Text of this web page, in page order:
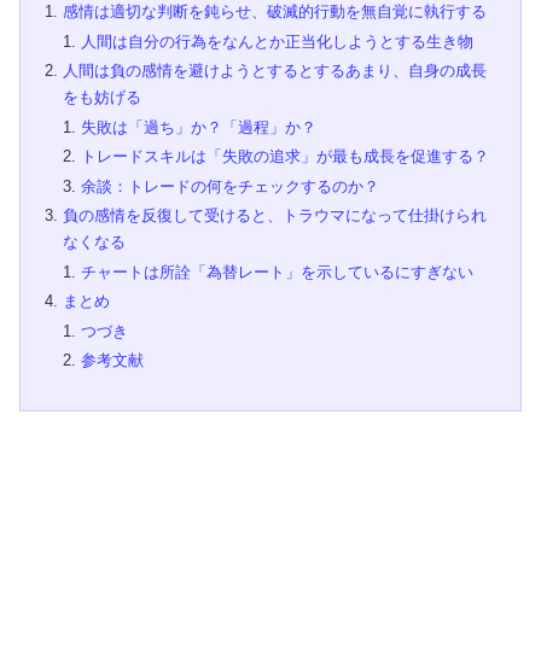
感情は適切な判断を鈍らせ、破滅的行動を無自覚に執行する
人間は自分の行為をなんとか正当化しようとする生き物
人間は負の感情を避けようとするとするあまり、自身の成長
をも妨げる
失敗は「過ち」か？「過程」か？
トレードスキルは「失敗の追求」が最も成長を促進する？
余談：トレードの何をチェックするのか？
負の感情を反復して受けると、トラウマになって仕掛けられ
なくなる
チャートは所詮「為替レート」を示しているにすぎない
まとめ
つづき
参考文献